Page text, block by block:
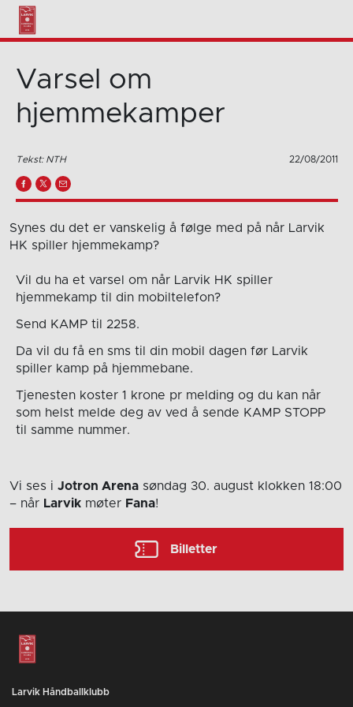
Varsel om
hjemmekamper
Tekst: NTH 22/08/2011
Synes du det er vanskelig å følge med på når Larvik
HK spiller hjemmekamp?
Vil du ha et varsel om når Larvik HK spiller
hjemmekamp til din mobiltelefon?
Send KAMP til 2258.
Da vil du få en sms til din mobil dagen før Larvik
spiller kamp på hjemmebane.
Tjenesten koster 1 krone pr melding og du kan når
som helst melde deg av ved å sende KAMP STOPP
til samme nummer.
Vi ses i Jotron Arena søndag 30. august klokken 18:00
– når Larvik møter Fana!
Billetter
Larvik Håndballklubb